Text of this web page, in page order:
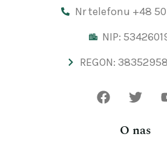
Nr telefonu +48
NIP:
REGON:
O nas